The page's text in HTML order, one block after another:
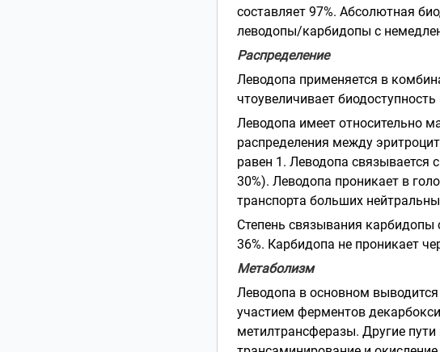
составляет 97%. Абсолютная
леводопы/карбидопы с
Распределение
Леводопа применяется в
чтоувеличивает
Леводопа имеет относительно
распределения между
равен 1. Леводопа связывается
30%). Леводопа проникает в
транспорта больших
Степень связывания
36%. Карбидопа не проникает
Метаболизм
Леводопа в основном
участием ферментов
метилтрансферазы. Другие